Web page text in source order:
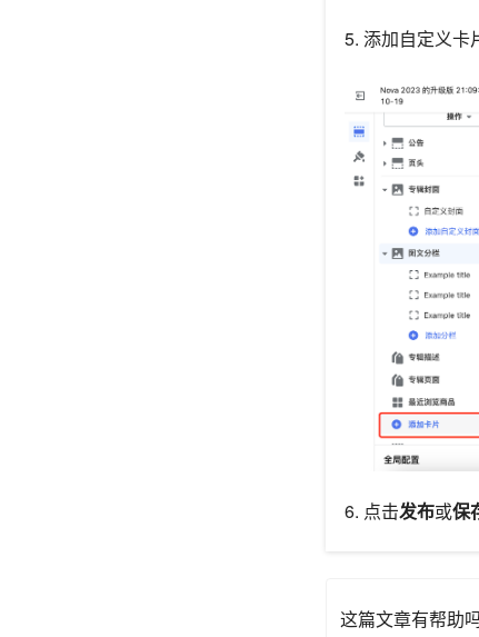
5. 添加自定义卡
6. 点击发布或保
这篇文章有帮助吗